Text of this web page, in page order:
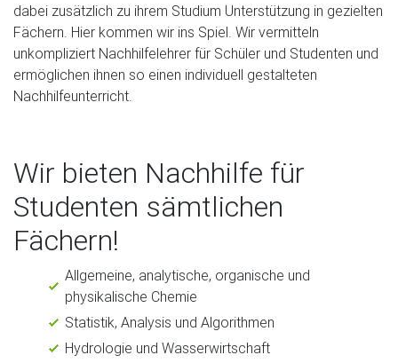
dabei zusätzlich zu ihrem Studium Unterstützung in gezielten
Fächern. Hier kommen wir ins Spiel. Wir vermitteln
unkompliziert Nachhilfelehrer für Schüler und Studenten und
ermöglichen ihnen so einen individuell gestalteten
Nachhilfeunterricht.
Wir bieten Nachhilfe für
Studenten sämtlichen
Fächern!
Allgemeine, analytische, organische und
physikalische Chemie
Statistik, Analysis und Algorithmen
Hydrologie und Wasserwirtschaft